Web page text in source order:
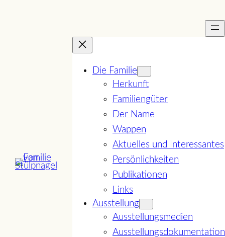
Die Familie
Herkunft
Familiengüter
Der Name
Wappen
Aktuelles und Interessantes
Persönlichkeiten
Publikationen
Links
Ausstellung
Ausstellungsmedien
Ausstellungsdokumentation